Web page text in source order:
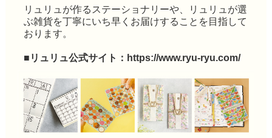
リュリュが作るステーショナリーや、リュリュが選
ぶ雑貨を丁寧にいち早くお届けすることを目指して
おります。
■リュリュ公式サイト： https://www.ryu-ryu.com/